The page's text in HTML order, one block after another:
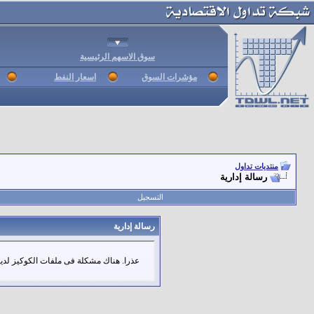
سوق الاسهم الرئيسية
مؤشرات السوق اسعار النفط
منتديات تداول
رسالة إدارية
التسجيل
رسالة إدارية
عذرا. هناك مشكلة فى ملفات الكوكيز